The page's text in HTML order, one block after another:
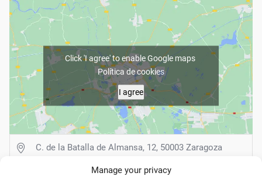
Manage your privacy
Click 'I agree' to enable Google maps
Política de cookies
I agree
C. de la Batalla de Almansa, 12, 50003 Zaragoza